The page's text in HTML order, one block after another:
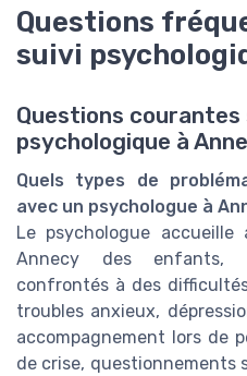
Questions
suivi
Questions courantes
psychologique à
Quels types de
avec un psychologue à
Le psychologue
Annecy des enfants,
confrontés à des
troubles anxieux,
accompagnement lors de
de crise, questionnements